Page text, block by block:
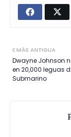
MÁS ANTIGUA
Dwayne Johnson
en 20,000 leguas
Submarino